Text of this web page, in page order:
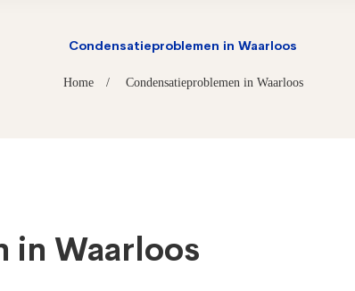
Condensatieproblemen in Waarloos
Home Condensatieproblemen in Waarloos
in Waarloos